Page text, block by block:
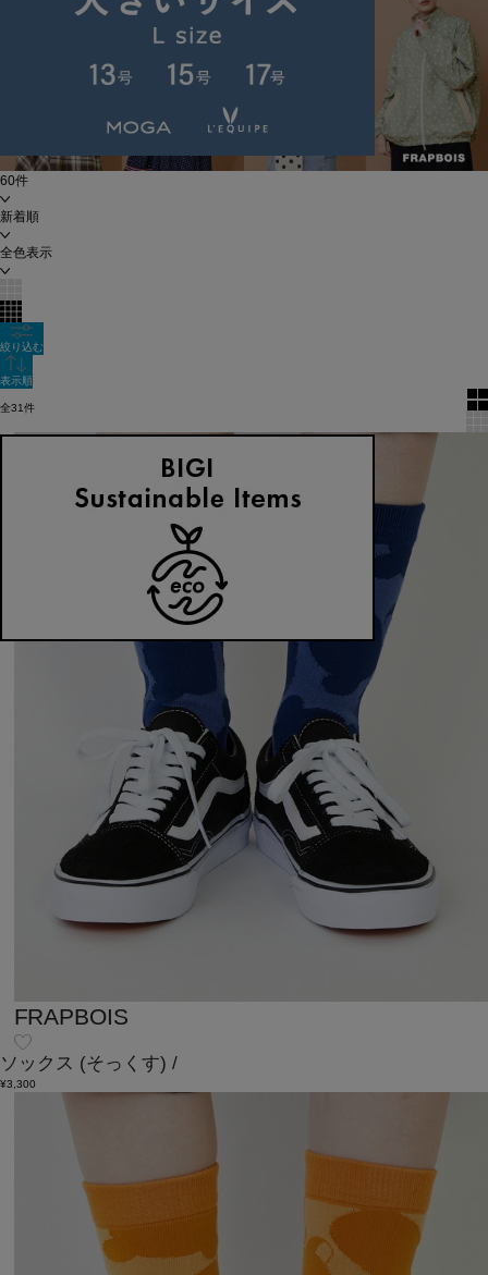
60件
新着順
全色表示
絞り込む
表示順
全31件
FRAPBOIS
ソックス (そっくす) /
¥3,300